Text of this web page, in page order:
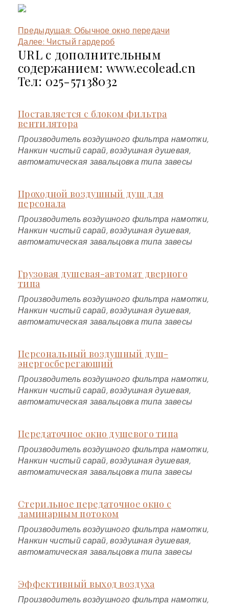
Предыдущая: Обычное окно передачи
Далее: Чистый гардероб
URL с дополнительным
содержанием: www.ecolead.cn
Тел: 025-57138032
Поставляется с блоком фильтра
вентилятора
Производитель воздушного фильтра намотки,
Нанкин чистый сарай, воздушная душевая,
автоматическая завальцовка типа завесы
Проходной воздушный душ для
персонала
Производитель воздушного фильтра намотки,
Нанкин чистый сарай, воздушная душевая,
автоматическая завальцовка типа завесы
Грузовая душевая-автомат дверного
типа
Производитель воздушного фильтра намотки,
Нанкин чистый сарай, воздушная душевая,
автоматическая завальцовка типа завесы
Персональный воздушный душ-
энергосберегающий
Производитель воздушного фильтра намотки,
Нанкин чистый сарай, воздушная душевая,
автоматическая завальцовка типа завесы
Передаточное окно душевого типа
Производитель воздушного фильтра намотки,
Нанкин чистый сарай, воздушная душевая,
автоматическая завальцовка типа завесы
Стерильное передаточное окно с
ламинарным потоком
Производитель воздушного фильтра намотки,
Нанкин чистый сарай, воздушная душевая,
автоматическая завальцовка типа завесы
Эффективный выход воздуха
Производитель воздушного фильтра намотки,